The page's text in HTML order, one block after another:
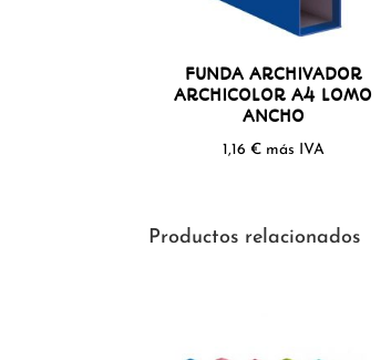
FUNDA ARCHIVADOR
ARCHICOLOR A4 LOMO
ANCHO
1,16 € más IVA
Productos relacionados